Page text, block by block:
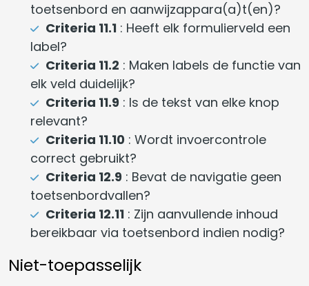
toetsenbord en aanwijzappara(a)t(en)?
Criteria 11.1 : Heeft elk formulierveld een
label?
Criteria 11.2 : Maken labels de functie van
elk veld duidelijk?
Criteria 11.9 : Is de tekst van elke knop
relevant?
Criteria 11.10 : Wordt invoercontrole
correct gebruikt?
Criteria 12.9 : Bevat de navigatie geen
toetsenbordvallen?
Criteria 12.11 : Zijn aanvullende inhoud
bereikbaar via toetsenbord indien nodig?
Niet-toepasselijk